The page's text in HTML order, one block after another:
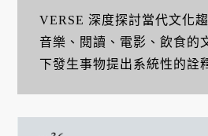
VERSE 深度探討當代文化
音樂、閱讀、電影、飲食的
下發生事物提出系統性的詮